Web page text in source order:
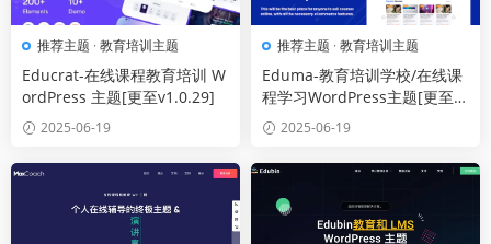
推荐主题 ·教育培训主题
Educrat-在线课程教育培训 W
ordPress 主题[更至v1.0.29]
2025-06-19
推荐主题 ·教育培训主题
Eduma-教育培训学校/在线课
程学习WordPress主题[更至v
5.6.8]
2025-06-19